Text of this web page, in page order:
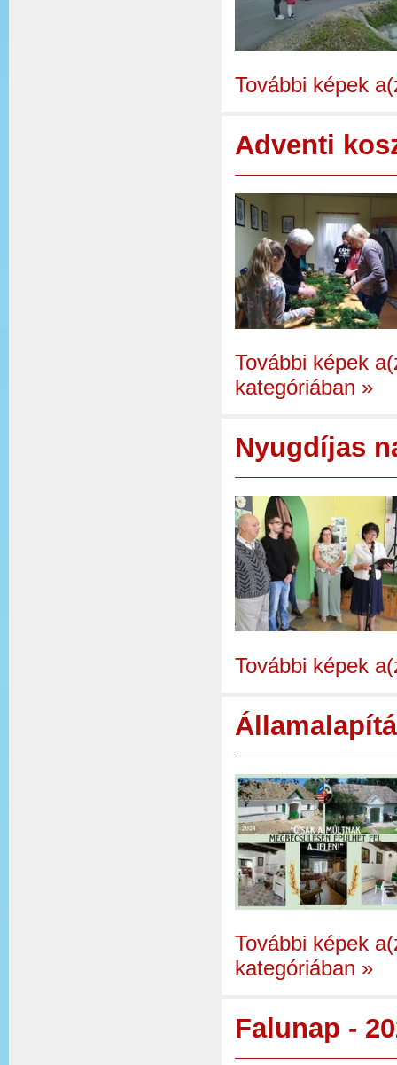
További képek
Adventi
További képek
kategóriában »
Nyugdíjas
További képek
További képek
kategóriában »
Falunap -